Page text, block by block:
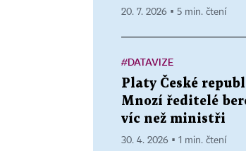
20. 7. 2026 ▪ 5 min. čtení
#DATAVIZE
Platy České
Mnozí ředitelé
víc než ministři
30. 4. 2026 ▪ 1 min. čtení